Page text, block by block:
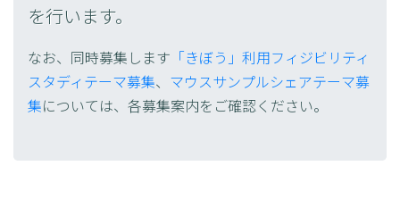
を行います。
なお、同時募集します 「きぼう」利用フィジビリティ
スタディテーマ募集、 マウスサンプルシェアテーマ募
集については、各募集案内をご確認ください。